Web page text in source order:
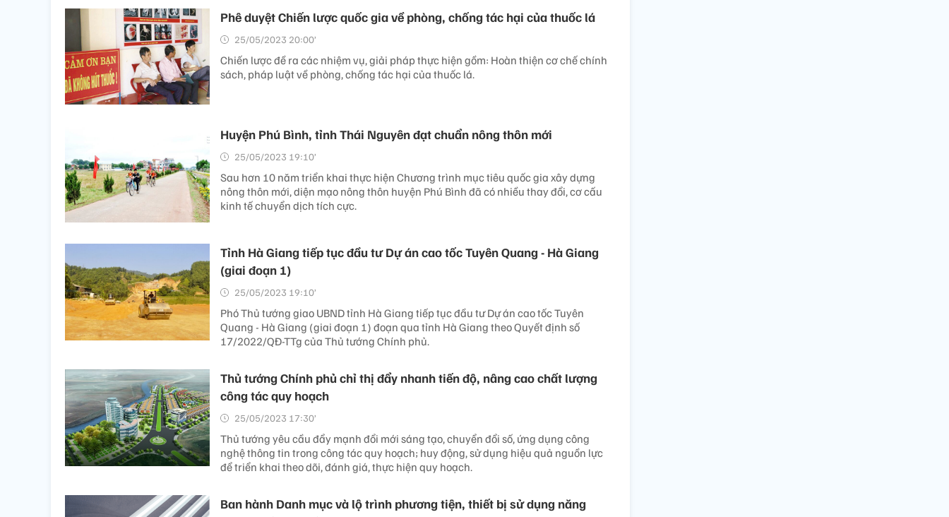
Phê duyệt Chiến lược quốc gia về phòng, chống tác hại của thuốc lá
25/05/2023 20:00’
Chiến lược đề ra các nhiệm vụ, giải pháp thực hiện gồm: Hoàn thiện cơ chế chính
sách, pháp luật về phòng, chống tác hại của thuốc lá.
Huyện Phú Bình, tỉnh Thái Nguyên đạt chuẩn nông thôn mới
25/05/2023 19:10’
Sau hơn 10 năm triển khai thực hiện Chương trình mục tiêu quốc gia xây dựng
nông thôn mới, diện mạo nông thôn huyện Phú Bình đã có nhiều thay đổi, cơ cấu
kinh tế chuyển dịch tích cực.
Tỉnh Hà Giang tiếp tục đầu tư Dự án cao tốc Tuyên Quang - Hà Giang
(giai đoạn 1)
25/05/2023 19:10’
Phó Thủ tướng giao UBND tỉnh Hà Giang tiếp tục đầu tư Dự án cao tốc Tuyên
Quang - Hà Giang (giai đoạn 1) đoạn qua tỉnh Hà Giang theo Quyết định số
17/2022/QĐ-TTg của Thủ tướng Chính phủ.
Thủ tướng Chính phủ chỉ thị đẩy nhanh tiến độ, nâng cao chất lượng
công tác quy hoạch
25/05/2023 17:30’
Thủ tướng yêu cầu đẩy mạnh đổi mới sáng tạo, chuyển đổi số, ứng dụng công
nghệ thông tin trong công tác quy hoạch; huy động, sử dụng hiệu quả nguồn lực
để triển khai theo dõi, đánh giá, thực hiện quy hoạch.
Ban hành Danh mục và lộ trình phương tiện, thiết bị sử dụng năng